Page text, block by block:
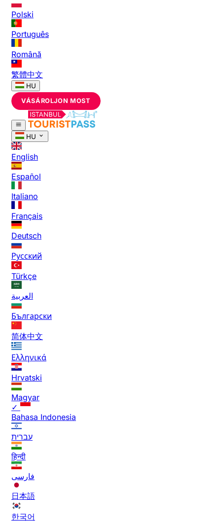
Polski
Português
Română
繁體中文
HU
VÁSÁROLJON MOST
HU
English
Español
Italiano
Français
Deutsch
Русский
Türkçe
العربية
Български
简体中文
Ελληνικά
Hrvatski
Magyar
✓
Bahasa Indonesia
עברית
हिन्दी
فارسی
日本語
한국어